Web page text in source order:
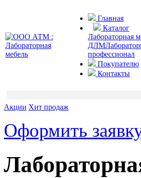
Главная
Каталог
Лабораторная
ДЛМ
профессионал
Покупателю
Контакты
Акции Хит продаж
Оформить